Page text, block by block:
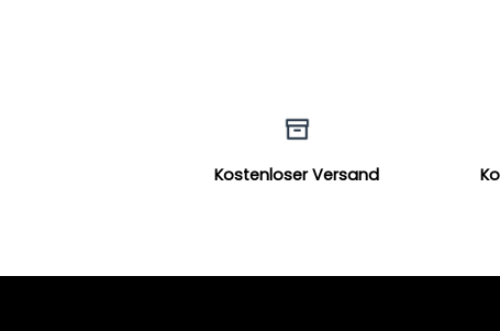
Kostenloser Versand